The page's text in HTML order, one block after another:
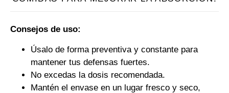
Consejos de uso:
Úsalo de forma preventiva y constante para
mantener tus defensas fuertes.
No excedas la dosis recomendada.
Mantén el envase en un lugar fresco y seco,